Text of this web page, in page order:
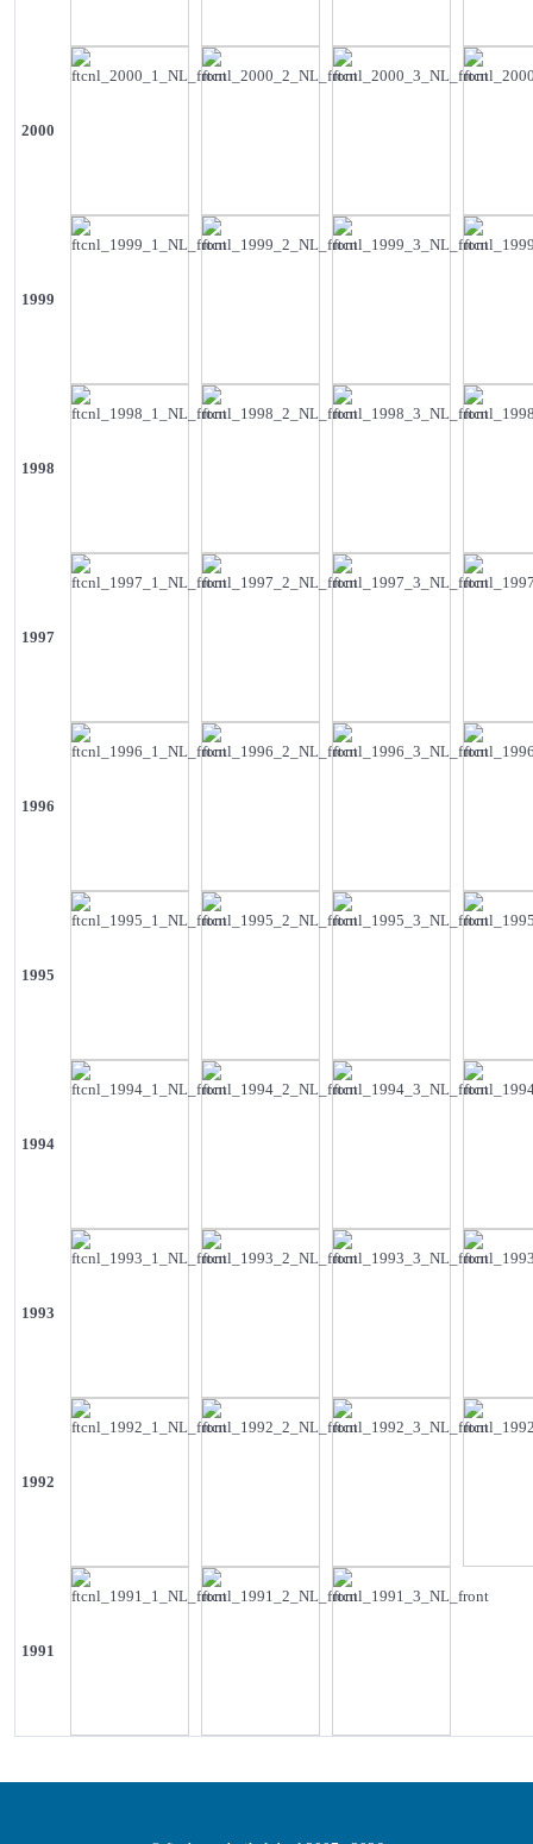
2000
1999
1998
1997
1996
1995
1994
1993
1992
1991